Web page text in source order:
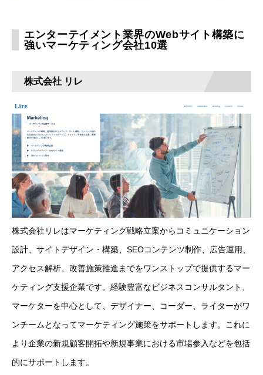
エンターテイメント業界のWebサイト構築に
強いマーケティング会社10選
株式会社 リレ
株式会社リレはマーケティング戦略立案からコミュニケーション
設計、サイトデザイン・構築、SEOコンテンツ制作、広告運用、
アクセス解析、改善施策推進までをワンストップで提供するマー
ケティング支援企業です。経験豊富なビジネスコンサルタント、
マーケターを中心として、デザイナー、コーダー、ライターがワ
ンチームとなってマーケティング施策をサポートします。これに
より企業の新規顧客開拓や新規事業における市場参入などを包括
的にサポートします。